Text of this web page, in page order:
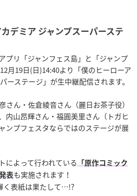
カデミア ジャンプスーパーステ
プリ「ジャンフェス島」と「ジャンプ
月19日(日)14:40より「僕のヒーローア
ーステージ」が生中継配信されます。
さん・佐倉綾音さん（麗日お茶子役）
内山昂輝さん・福圓美里さん（トガヒ
ンプフェスタならではのステージが展
によって行われている
「原作コミック
表も実施されます！
く表紙は果たして…!?